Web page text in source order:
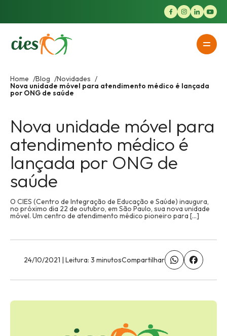
Home Blog Novidades
Nova unidade móvel para atendimento médico é lançada
por ONG de saúde
Nova unidade móvel para
atendimento médico é
lançada por ONG de
saúde
O CIES (Centro de Integração de Educação e Saúde) inaugura,
no próximo dia 22 de outubro, em São Paulo, sua nova unidade
móvel. Um centro de atendimento médico pioneiro para [...]
24/10/2021 | Leitura: 3 minutosCompartilhar